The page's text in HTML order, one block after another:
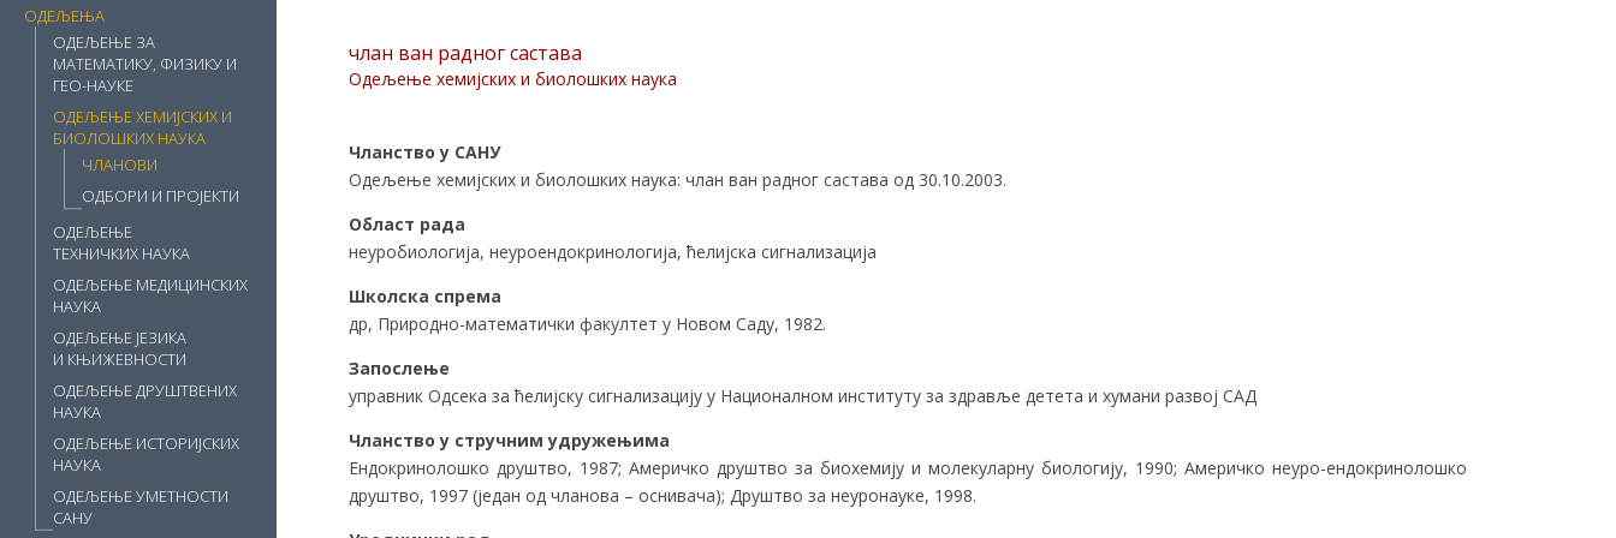
ОДЕЉЕЊА
ОДЕЉЕЊЕ ЗА
МАТЕМАТИКУ, ФИЗИКУ И
ГЕО-НАУКЕ
ОДЕЉЕЊЕ ХЕМИЈСКИХ И
БИОЛОШКИХ НАУКА
ЧЛАНОВИ
ОДБОРИ И ПРОЈЕКТИ
ОДЕЉЕЊЕ
ТЕХНИЧКИХ НАУКА
ОДЕЉЕЊЕ МЕДИЦИНСКИХ
НАУКА
ОДЕЉЕЊЕ ЈЕЗИКА
И КЊИЖЕВНОСТИ
ОДЕЉЕЊЕ ДРУШТВЕНИХ
НАУКА
ОДЕЉЕЊЕ ИСТОРИЈСКИХ
НАУКА
ОДЕЉЕЊЕ УМЕТНОСТИ
САНУ
члан ван радног састава
Одељење хемијских и биолошких наука
Чланство у САНУ
Одељење хемијских и биолошких наука: члан ван радног састава од 30.10.2003.
Област рада
неуробиологија, неуроендокринологија, ћелијска сигнализација
Школска спрема
др, Природно-математички факултет у Новом Саду, 1982.
Запослење
управник Одсека за ћелијску сигнализацију у Националном институту за здравље детета и хумани развој САД
Чланство у стручним удружењима
Ендокринолошко друштво, 1987; Америчко друштво за биохемију и молекуларну биологију, 1990; Америчко неуро-ендокринолошко
друштво, 1997 (један од чланова – оснивача); Друштво за неуронауке, 1998.